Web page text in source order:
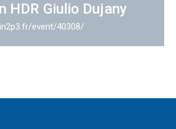
HDR Giulio Dujany
event/40308/